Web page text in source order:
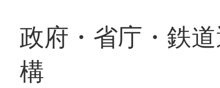
政府・省庁・鉄
構